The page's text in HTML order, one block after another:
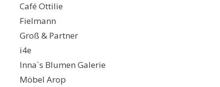
Café Ottilie
Fielmann
Groß & Partner
i4e
Inna`s Blumen Galerie
Möbel Arop